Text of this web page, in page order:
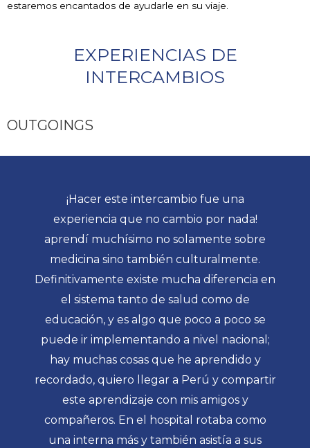
estaremos encantados de ayudarle en su viaje.
EXPERIENCIAS DE
INTERCAMBIOS
OUTGOINGS
¡Hacer este intercambio fue una
experiencia que no cambio por nada!
aprendí muchísimo no solamente sobre
medicina sino también culturalmente.
Definitivamente existe mucha diferencia en
el sistema tanto de salud como de
educación, y es algo que poco a poco se
puede ir implementando a nivel nacional;
hay muchas cosas que he aprendido y
recordado, quiero llegar a Perú y compartir
este aprendizaje con mis amigos y
compañeros. En el hospital rotaba como
una interna más y también asistía a sus